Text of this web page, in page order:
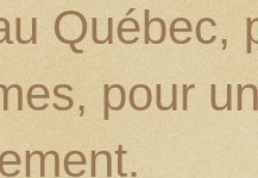
Québec,
pour